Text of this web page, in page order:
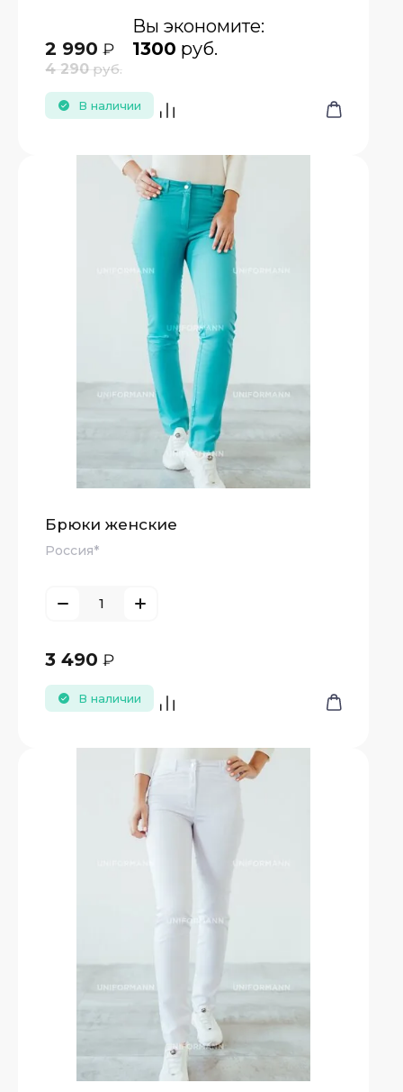
4 290 руб.
2 990 ₽
Вы экономите:
1300 руб.
В наличии
Брюки женские
Россия*
3 490 ₽
В наличии